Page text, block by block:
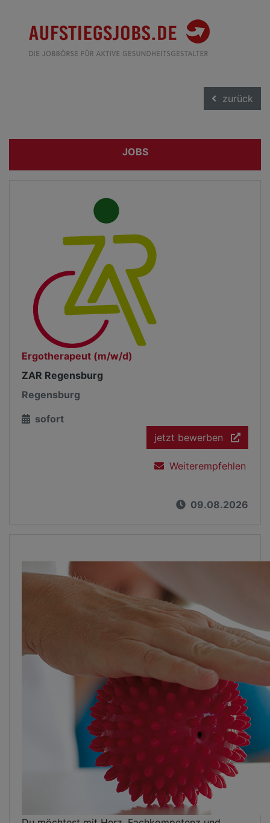
zurück
JOBS
Ergotherapeut (m/w/d)
ZAR Regensburg
Regensburg
sofort
jetzt bewerben
Weiterempfehlen
09.08.2026